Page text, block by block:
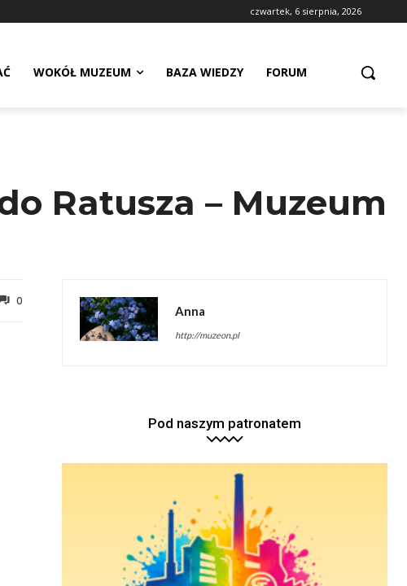
czwartek, 6 sierpnia, 2026
WOKÓŁ MUZEUM BAZA WIEDZY FORUM
Ratusza – Muzeum
0
Anna
http://muzeon.pl
Pod naszym patronatem